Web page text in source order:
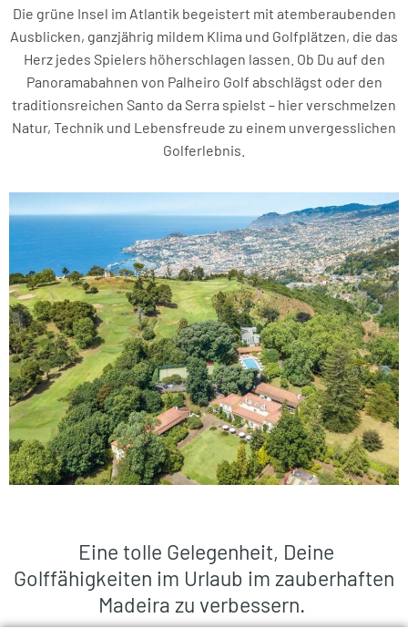
Die grüne Insel im Atlantik begeistert mit atemberaubenden
Ausblicken, ganzjährig mildem Klima und Golfplätzen, die das
Herz jedes Spielers höherschlagen lassen. Ob Du auf den
Panoramabahnen von Palheiro Golf abschlägst oder den
traditionsreichen Santo da Serra spielst – hier verschmelzen
Natur, Technik und Lebensfreude zu einem unvergesslichen
Golferlebnis.
Eine tolle Gelegenheit, Deine
Golffähigkeiten im Urlaub im zauberhaften
Madeira zu verbessern.